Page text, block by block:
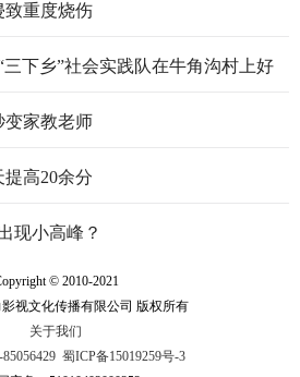
致重度烧伤
下乡”社会实践队在牛角沟村上好
变家教老师
高20余分
现小高峰？
© 2010-2021
视文化传播有限公司 版权所有
关于我们
蜀ICP备15019259号-3